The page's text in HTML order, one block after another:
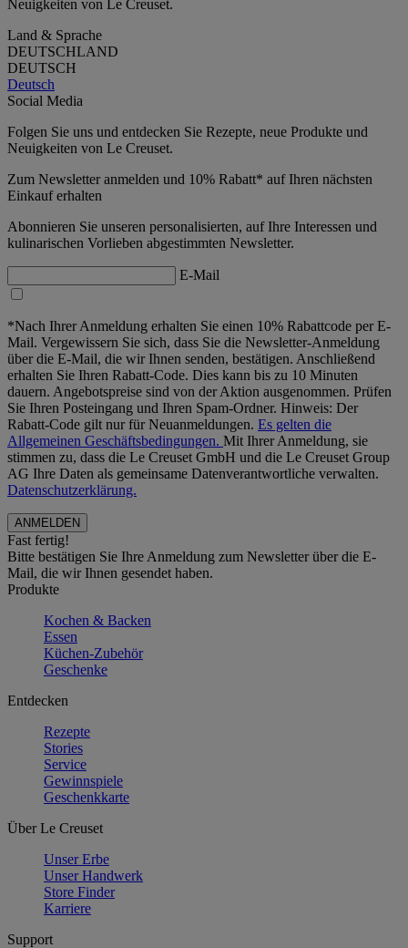
Neuigkeiten von Le Creuset.
Land & Sprache
DEUTSCHLAND
DEUTSCH
Deutsch
Social Media
Folgen Sie uns und entdecken Sie Rezepte, neue Produkte und
Neuigkeiten von Le Creuset.
Zum Newsletter anmelden und 10% Rabatt* auf Ihren nächsten
Einkauf erhalten
Abonnieren Sie unseren personalisierten, auf Ihre Interessen und
kulinarischen Vorlieben abgestimmten Newsletter.
E-Mail
*Nach Ihrer Anmeldung erhalten Sie einen 10% Rabattcode per E-
Mail. Vergewissern Sie sich, dass Sie die Newsletter-Anmeldung
über die E-Mail, die wir Ihnen senden, bestätigen. Anschließend
erhalten Sie Ihren Rabatt-Code. Dies kann bis zu 10 Minuten
dauern. Angebotspreise sind von der Aktion ausgenommen. Prüfen
Sie Ihren Posteingang und Ihren Spam-Ordner. Hinweis: Der
Rabatt-Code gilt nur für Neuanmeldungen. Es gelten die
Allgemeinen Geschäftsbedingungen. Mit Ihrer Anmeldung, sie
stimmen zu, dass die Le Creuset GmbH und die Le Creuset Group
AG Ihre Daten als gemeinsame Datenverantwortliche verwalten.
Datenschutzerklärung.
Fast fertig!
Bitte bestätigen Sie Ihre Anmeldung zum Newsletter über die E-
Mail, die wir Ihnen gesendet haben.
Produkte
Kochen & Backen
Essen
Küchen-Zubehör
Geschenke
Entdecken
Rezepte
Stories
Service
Gewinnspiele
Geschenkkarte
Über Le Creuset
Unser Erbe
Unser Handwerk
Store Finder
Karriere
Support